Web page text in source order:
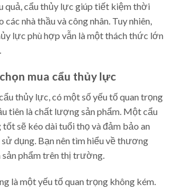
quả, cẩu thủy lực giúp tiết kiệm thời
các nhà thầu và công nhân. Tuy nhiên,
lực phù hợp vẫn là một thách thức lớn
mua cẩu thủy lực
thủy lực, có một số yếu tố quan trọng
tiên là chất lượng sản phẩm. Một cẩu
sẽ kéo dài tuổi thọ và đảm bảo an
dụng. Bạn nên tìm hiểu về thương
sản phẩm trên thị trường.
là một yếu tố quan trọng không kém.